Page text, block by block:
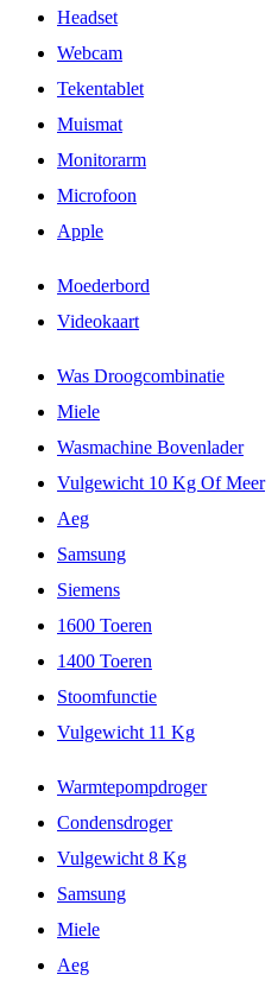
Headset
Webcam
Tekentablet
Muismat
Monitorarm
Microfoon
Apple
Moederbord
Videokaart
Was Droogcombinatie
Miele
Wasmachine Bovenlader
Vulgewicht 10 Kg Of Meer
Aeg
Samsung
Siemens
1600 Toeren
1400 Toeren
Stoomfunctie
Vulgewicht 11 Kg
Warmtepompdroger
Condensdroger
Vulgewicht 8 Kg
Samsung
Miele
Aeg